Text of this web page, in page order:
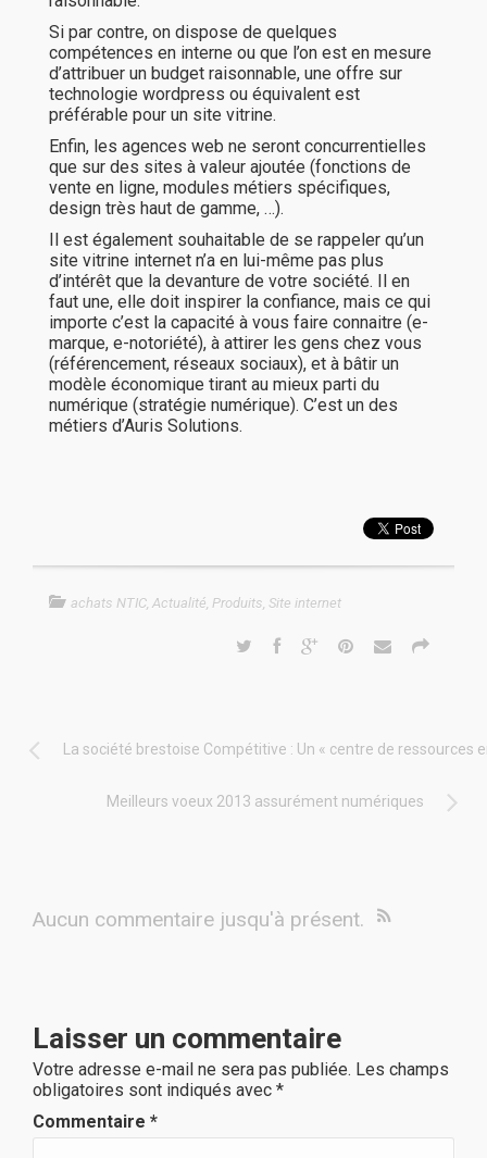
Si par contre, on dispose de quelques
compétences en interne ou que l’on est en mesure
d’attribuer un budget raisonnable, une offre sur
technologie wordpress ou équivalent est
préférable pour un site vitrine.
Enfin, les agences web ne seront concurrentielles
que sur des sites à valeur ajoutée (fonctions de
vente en ligne, modules métiers spécifiques,
design très haut de gamme, …).
Il est également souhaitable de se rappeler qu’un
site vitrine internet n’a en lui-même pas plus
d’intérêt que la devanture de votre société. Il en
faut une, elle doit inspirer la confiance, mais ce qui
importe c’est la capacité à vous faire connaitre (e-
marque, e-notoriété), à attirer les gens chez vous
(référencement, réseaux sociaux), et à bâtir un
modèle économique tirant au mieux parti du
numérique (stratégie numérique). C’est un des
métiers d’Auris Solutions.
achats NTIC, Actualité, Produits, Site internet
La société brestoise Compétitive : Un « centre de ressources
Meilleurs voeux 2013 assurément numériques
Aucun commentaire jusqu'à présent.
Laisser un commentaire
Votre adresse e-mail ne sera pas publiée. Les champs
obligatoires sont indiqués avec *
Commentaire *